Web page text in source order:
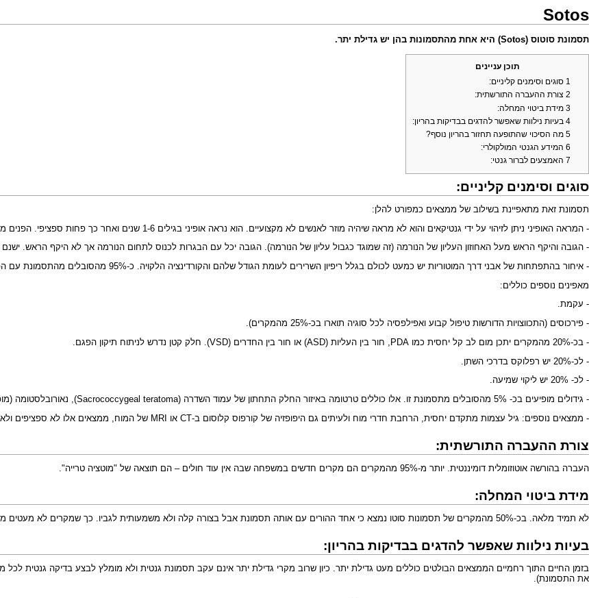
Sotos
תסמונת סוטוס (Sotos) היא אחת מהתסמונות בהן יש גדילת יתר.
תוכן עניינים
1 סוגים וסימנים קליניים:
2 צורת ההעברה התורשתית:
3 מידת ביטוי המחלה:
4 בעיות נילוות שאפשר להדגים בבדיקות בהריון:
5 מה הסיכוי שהתופעה תחזור בהריון נוסף?
6 המידע הגנטי המולקולרי:
7 האמצעים לברור גנטי:
סוגים וסימנים קליניים:
תסמונת זאת מתאפיינת בשילוב של ממצאים כמפורט להלן:
- המראה האופיני ניתן לזיהוי על ידי גנטיקאים והוא לא מראה שיהיה מוזר לאנשים לא מקצועיים. הוא נראה אופיני בגילים 1-6 שנים ואחר כך פחות ספציפי. הפנים מתאפיינות באדמומיות של הלחיים, שיער דליל, מצח גבוה ובולט, פנים מאורכות וצרות.
- הגובה והיקף הראש מעל האחוזון העליון של הנורמה (זה שמוגד כגבול עליון של הנורמה). הגובה יכל עם הבגרות לכנוס לתחום הנורמה אך לא היקף הראש.
- איחור בהתפתחות של אבני דרך המוטוריות יש כמעט לכולם בגלל ריפיון השרירים לעומת הגודל שלהם והקורדינציה הלקויה. כ-95% מהסובלים מהתסמונת עם הפרעה אינטלקטואלית מדרגה קלה (מפתחים עצמאות בבגרות) ועד קשה.
מאפינים נוספים כוללים:
- עקמת.
- פירכוסים (התכווצויות הדורשות טיפול קבוע ואפילפסיה לכל סוגיה תוארו בכ-25% מהמקרים).
- בכ-20% מהמקרים יתכן מום לב קל יחסית כמו PDA, חור בין העליות (ASD) או חור בין החדרים (VSD). חלק קטן נדרש לניתוח תיקון הפגם.
- לכ-20% יש רפלוקס בדרכי השתן.
- לכ- 20% יש ליקוי שמיעה.
- גידולים מופיעים בכ- 5% מהסובלים מתסמונת זו. אלו כוללים טרטומה באיזור החלק התחתון של עמוד השדרה (Sacrococcygeal teratoma), נאורובלסטומה (מופיע בבטן בגיל ילדות בד"כ), גידולי כבד, וסרטן הדם - לויקמיה.
- ממצאים נוספים: גיל עצמות מתקדם יחסית, הרחבת חדרי מוח ולעיתים גם היפופזיה של קורפוס קלוסום ב-CT או MRI של המוח, ממצאים אלו לא ספציפים ולא אבחנתיים.
צורת ההעברה התורשתית:
העברה בהורשה אוטוזומלית דומיננטית . יותר מ-95% מהמקרים הם מקרים חדשים במשפחה שבה אין עוד חולים – הם תוצאה של "מוטציה טרייה".
מידת ביטוי המחלה:
לא תמיד מלאה. בכ-50% מהמקרים של תסמונות סוטו נמצא כי אחד ההורים עם אותה תסמונת אבל בצורה קלה ולא משמעותית לגביו. כך שמקרים לא מעטים מתגלים רק כשמתגלה צורה קשה יותר בילדיהם.
בעיות נילוות שאפשר להדגים בבדיקות בהריון:
בזמן החיים התוך רחמיים הממצאים הבולטים כוללים מעט גדילת יתר. כיון שרוב מקרי גדילת יתר אינם עקב תסמונת גנטית ולא מומלץ לבצע בדיקה גנטית
את התסמונת).